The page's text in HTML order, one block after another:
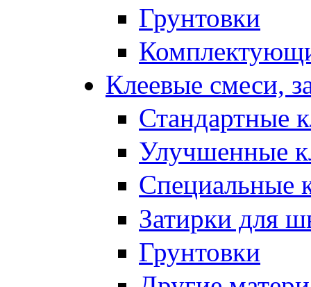
Грунтовки
Клеевые смеси,
Стандартные
Улучшенные
Специальные
Затирки для
Грунтовки